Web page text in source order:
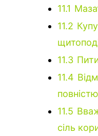
11.1
11.2
11.3
11.4
повністю
11.5
сіль